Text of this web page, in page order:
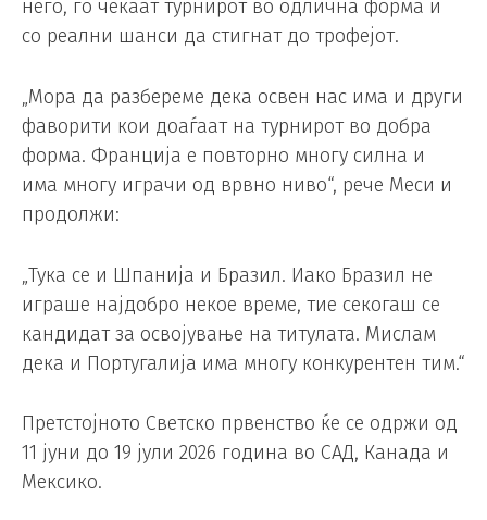
него, го чекаат турнирот во одлична форма и
со реални шанси да стигнат до трофејот.
„Мора да разбереме дека освен нас има и други
фаворити кои доаѓаат на турнирот во добра
форма. Франција е повторно многу силна и
има многу играчи од врвно ниво“, рече Меси и
продолжи:
„Тука се и Шпанија и Бразил. Иако Бразил не
играше најдобро некое време, тие секогаш се
кандидат за освојување на титулата. Мислам
дека и Португалија има многу конкурентен тим.“
Претстојното Светско првенство ќе се одржи од
11 јуни до 19 јули 2026 година во САД, Канада и
Мексико.